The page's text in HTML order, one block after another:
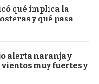
qué implica la
y qué pasa
alerta naranja y
muy fuertes y